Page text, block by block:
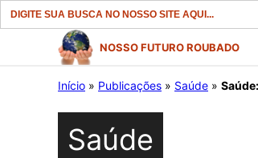
Search
for:
conteúdo
NOSSO FUTURO ROUBADO
Início » Publicações » Saúde » Saúde:
Saúde